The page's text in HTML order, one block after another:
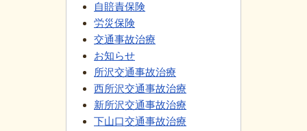
自賠責保険
労災保険
交通事故治療
お知らせ
所沢交通事故治療
西所沢交通事故治療
新所沢交通事故治療
下山口交通事故治療